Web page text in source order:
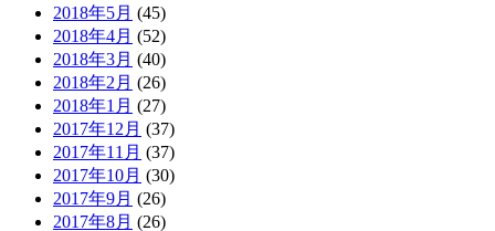
2018年5月 (45)
2018年4月 (52)
2018年3月 (40)
2018年2月 (26)
2018年1月 (27)
2017年12月 (37)
2017年11月 (37)
2017年10月 (30)
2017年9月 (26)
2017年8月 (26)